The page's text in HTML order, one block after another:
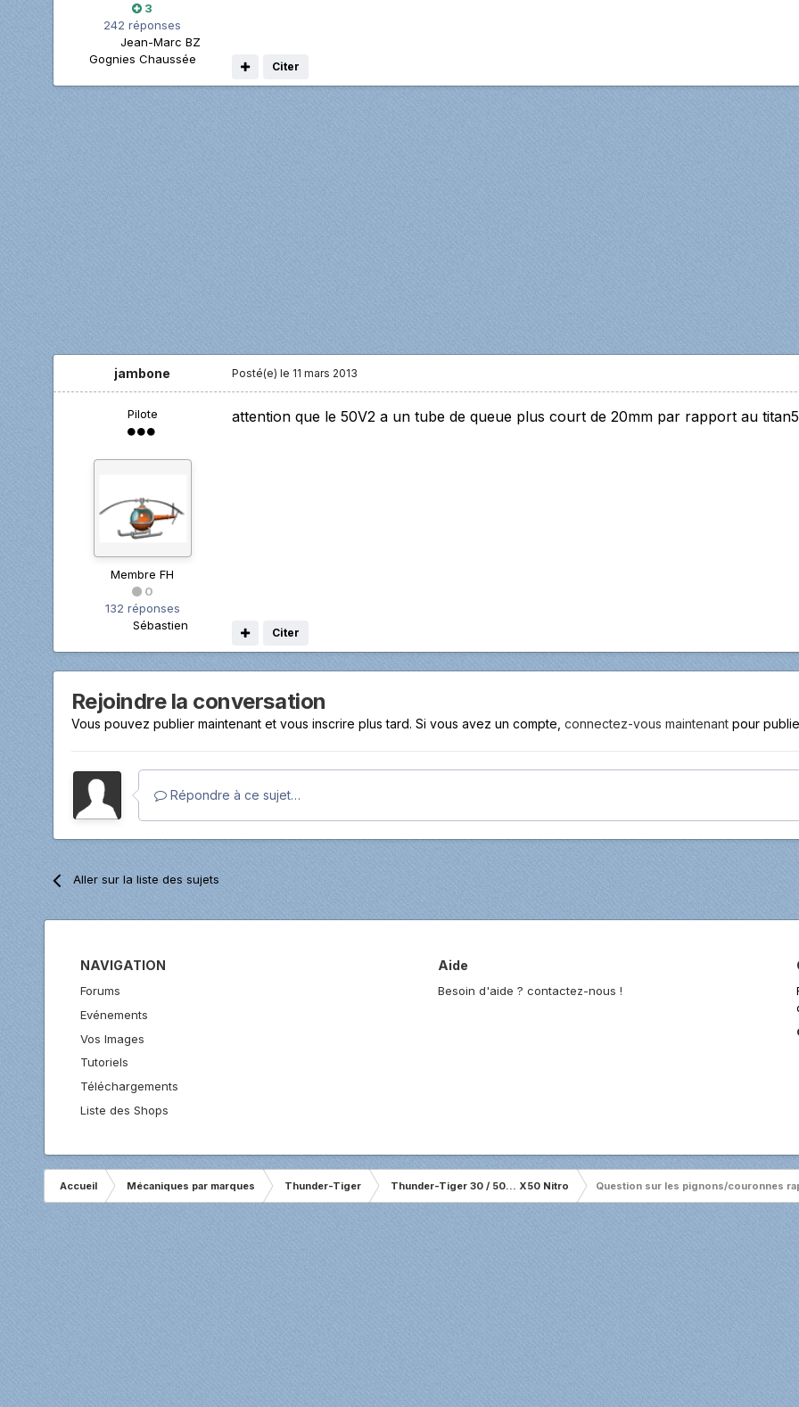
3
242 réponses
Jean-Marc BZ
Gognies Chaussée
Citer
jambone
Pilote
Membre FH
0
132 réponses
Sébastien
Posté(e) le 11 mars 2013
attention que le 50V2 a un tube de queue plus court de 20mm par rapport au
Citer
Rejoindre la conversation
Vous pouvez publier maintenant et vous inscrire plus tard. Si vous avez un compte, connectez-vous maintenantpour
Répondre à ce sujet…
Aller sur la liste des sujets
NAVIGATION
Forums
Evénements
Vos Images
Tutoriels
Téléchargements
Liste des Shops
Aide
Besoin d'aide ? contactez-nous !
Accueil Mécaniques par marques Thunder-Tiger Thunder-Tiger 30 / 50... X50 Nitro Question sur les pignons/couronnes